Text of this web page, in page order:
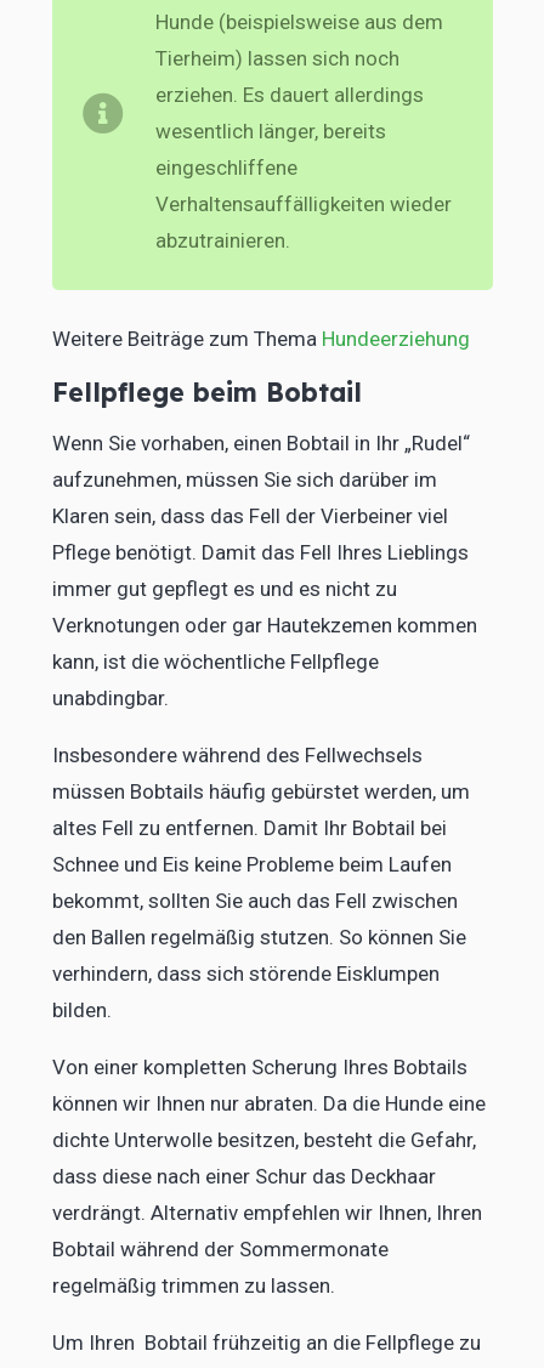
Hunde (beispielsweise aus dem
Tierheim) lassen sich noch
erziehen. Es dauert allerdings
wesentlich länger, bereits
eingeschliffene
Verhaltensauffälligkeiten wieder
abzutrainieren.
Weitere Beiträge zum Thema Hundeerziehung
Fellpflege beim Bobtail
Wenn Sie vorhaben, einen Bobtail in Ihr „Rudel“
aufzunehmen, müssen Sie sich darüber im
Klaren sein, dass das Fell der Vierbeiner viel
Pflege benötigt. Damit das Fell Ihres Lieblings
immer gut gepflegt es und es nicht zu
Verknotungen oder gar Hautekzemen kommen
kann, ist die wöchentliche Fellpflege
unabdingbar.
Insbesondere während des Fellwechsels
müssen Bobtails häufig gebürstet werden, um
altes Fell zu entfernen. Damit Ihr Bobtail bei
Schnee und Eis keine Probleme beim Laufen
bekommt, sollten Sie auch das Fell zwischen
den Ballen regelmäßig stutzen. So können Sie
verhindern, dass sich störende Eisklumpen
bilden.
Von einer kompletten Scherung Ihres Bobtails
können wir Ihnen nur abraten. Da die Hunde eine
dichte Unterwolle besitzen, besteht die Gefahr,
dass diese nach einer Schur das Deckhaar
verdrängt. Alternativ empfehlen wir Ihnen, Ihren
Bobtail während der Sommermonate
regelmäßig trimmen zu lassen.
Um Ihren Bobtail frühzeitig an die Fellpflege zu